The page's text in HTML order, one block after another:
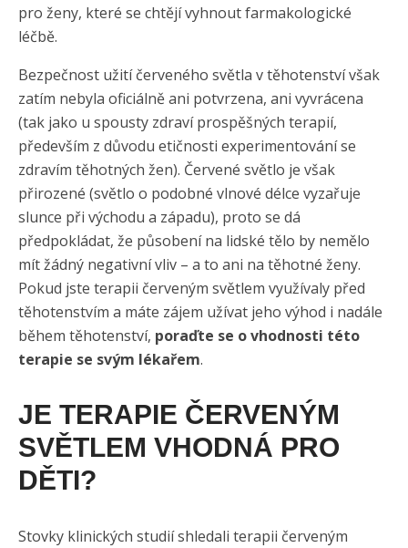
pro ženy, které se chtějí vyhnout farmakologické
léčbě.
Bezpečnost užití červeného světla v těhotenství však
zatím nebyla oficiálně ani potvrzena, ani vyvrácena
(tak jako u spousty zdraví prospěšných terapií,
především z důvodu etičnosti experimentování se
zdravím těhotných žen). Červené světlo je však
přirozené (světlo o podobné vlnové délce vyzařuje
slunce při východu a západu), proto se dá
předpokládat, že působení na lidské tělo by nemělo
mít žádný negativní vliv – a to ani na těhotné ženy.
Pokud jste terapii červeným světlem využívaly před
těhotenstvím a máte zájem užívat jeho výhod i nadále
během těhotenství, poraďte se o vhodnosti této
terapie se svým lékařem.
JE TERAPIE ČERVENÝM
SVĚTLEM VHODNÁ PRO
DĚTI?
Stovky klinických studií shledali terapii červeným